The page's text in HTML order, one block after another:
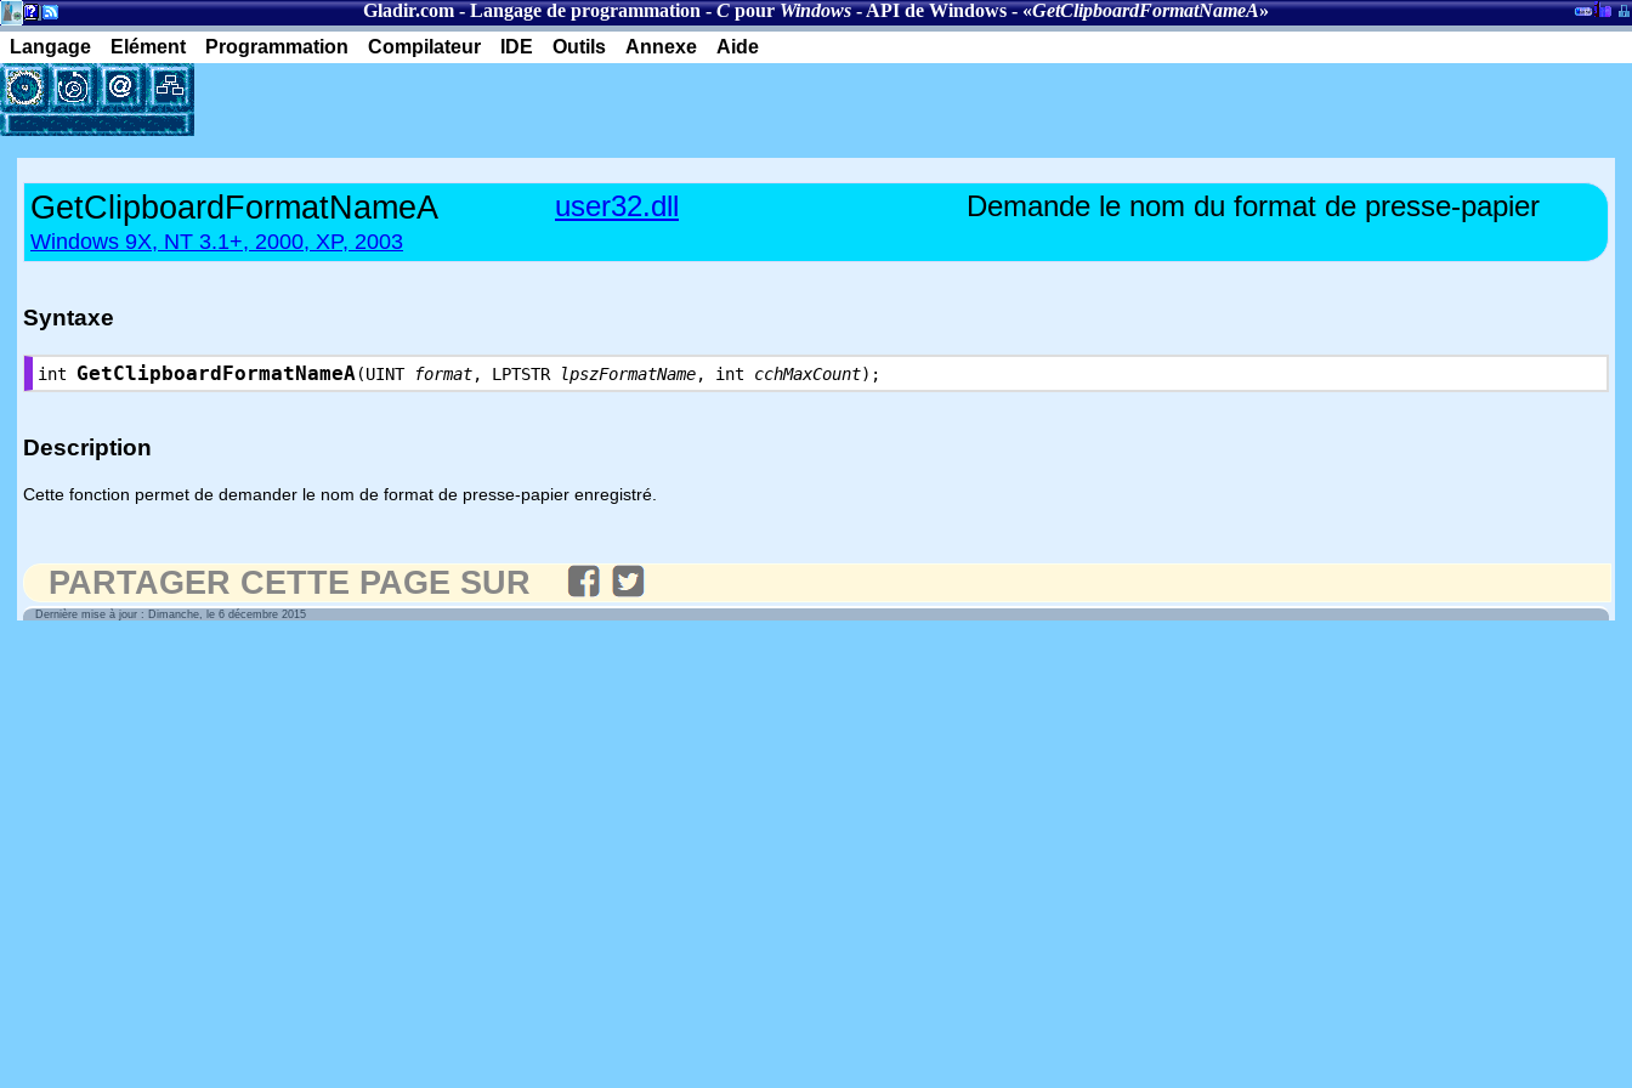
Gladir.com-Langage de programmation-CpourWindows-API de Windows- «GetClipboardFormatNameA»
Langage
Elément Programmation Compilateur IDE Outils Annexe Aide
GetClipboardFormatNameA user32.dll Demande le nom du format de presse-papier
Windows 9X, NT 3.1+, 2000, XP, 2003
Syntaxe
int GetClipboardFormatNameA(UINT format, LPTSTR lpszFormatName, int cchMaxCount);
Description
Cette fonction permet de demander le nom de format de presse-papier enregistré.
PARTAGER CETTE PAGE SUR
Dernière mise à jour : Dimanche, le 6 décembre 2015